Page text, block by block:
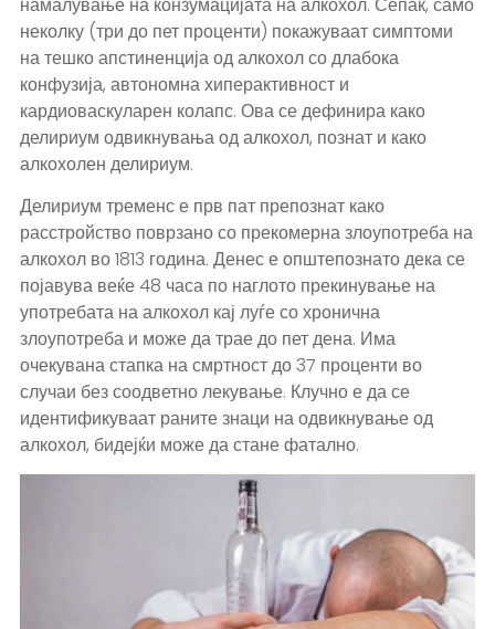
неколку (три до пет проценти) покажуваат симптоми
на тешко апстиненција од алкохол со длабока
конфузија, автономна хиперактивност и
кардиоваскуларен колапс. Ова се дефинира како
делириум одвикнувања од алкохол, познат и како
алкохолен делириум.
Делириум тременс е прв пат препознат како
расстройство поврзано со прекомерна злоупотреба на
алкохол во 1813 година. Денес е општепознато дека се
појавува веќе 48 часа по наглото прекинување на
употребата на алкохол кај луѓе со хронична
злоупотреба и може да трае до пет дена. Има
очекувана стапка на смртност до 37 проценти во
случаи без соодветно лекување. Клучно е да се
идентификуваат раните знаци на одвикнување од
алкохол, бидејќи може да стане фатално.